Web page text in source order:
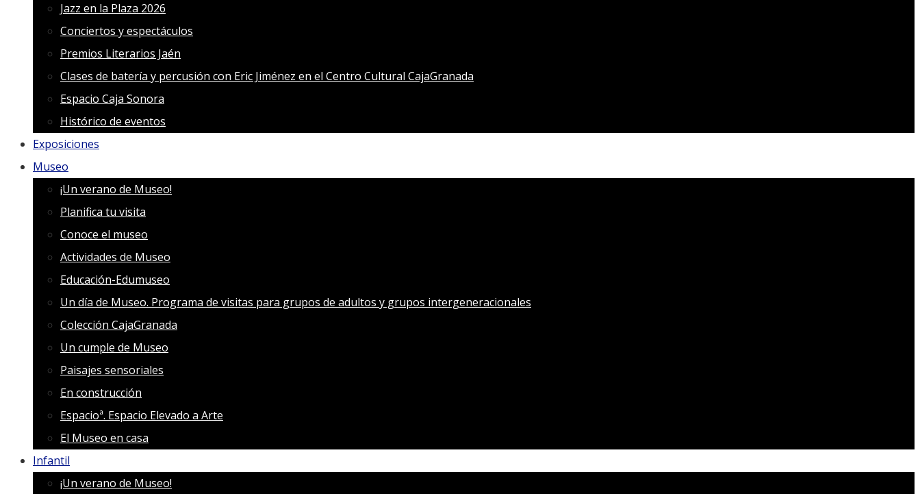
Jazz en la Plaza 2026
Conciertos y espectáculos
Premios Literarios Jaén
Clases de batería y percusión con Eric Jiménez en el Centro Cultural CajaGranada
Espacio Caja Sonora
Histórico de eventos
Exposiciones
Museo
¡Un verano de Museo!
Planifica tu visita
Conoce el museo
Actividades de Museo
Educación-Edumuseo
Un día de Museo. Programa de visitas para grupos de adultos y grupos intergeneracionales
Colección CajaGranada
Un cumple de Museo
Paisajes sensoriales
En construcción
Espacioª. Espacio Elevado a Arte
El Museo en casa
Infantil
¡Un verano de Museo!